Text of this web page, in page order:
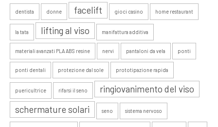
dentista donne facelift gioci casino home restaurant
la tata lifting al viso manifattura additiva
materiali avanzati PLA ABS resine nervi pantaloni da vela ponti
ponti dentali protezione dal sole prototipazione rapida
puericultrice rifarsi il seno
ringiovanimento del viso
schermature solari
seno sistema nervoso